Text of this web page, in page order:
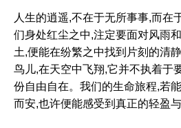
人生的逍遥,不在于无所事事,而在
们身处红尘之中,注定要面对风雨
土,便能在纷繁之中找到片刻的清
鸟儿,在天空中飞翔,它并不执着于
份自由自在。我们的生命旅程,若
而安,也许便能感受到真正的轻盈与